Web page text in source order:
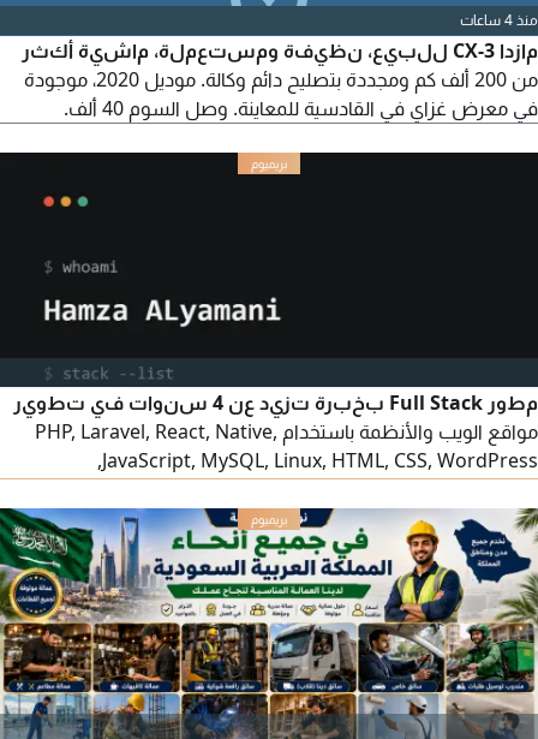
منذ 4 ساعات
مازدا CX-3 للبيع، نظيفة ومستعملة، ماشية أكثر
من 200 ألف كم ومجددة بتصليح دائم وكالة. موديل 2020، موجودة
في معرض غزاي في القادسية للمعاينة. وصل السوم 40 ألف.
مطور Full Stack بخبرة تزيد عن 4 سنوات في تطوير
مواقع الويب والأنظمة باستخدام PHP, Laravel, React, Native,
JavaScript, MySQL, Linux, HTML, CSS, WordPress,
وتسريع عملية التطوير. ابحث عن فرصة عمل في مجال تطوير الويب،
ومتواجد حاليا في الرياض رابط الأعمال hamzaalyamani. com